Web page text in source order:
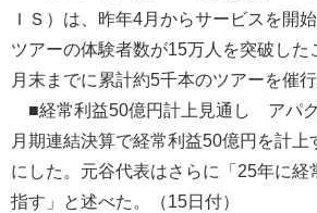
ＩＳ）は、昨年4月からサービスを開
ツアーの体験者数が15万人を突破した
月末までに累計約5千本のツアーを催行
■経常利益50億円計上見通し アパ
月期連結決算で経常利益50億円を計上
にした。元谷代表はさらに「25年に経
指す」と述べた。（15日付）